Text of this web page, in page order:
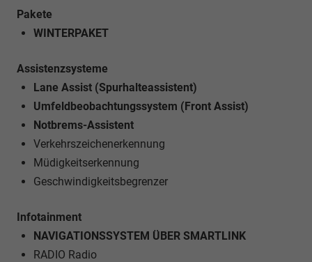
Pakete
WINTERPAKET
Assistenzsysteme
Lane Assist (Spurhalteassistent)
Umfeldbeobachtungssystem (Front Assist)
Notbrems-Assistent
Verkehrszeichenerkennung
Müdigkeitserkennung
Geschwindigkeitsbegrenzer
Infotainment
NAVIGATIONSSYSTEM ÜBER SMARTLINK
RADIO Radio